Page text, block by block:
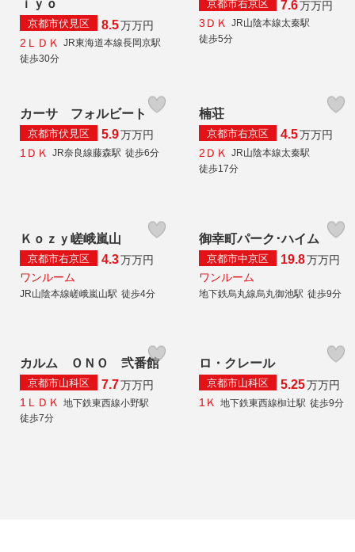
ｉｙｏ
京都市伏見区 8.5万万円
2ＬＤＫ
JR東海道本線長岡京駅
徒歩30分
京都市右京区 7.6万万円
3ＤＫ
JR山陰本線太秦駅
徒歩5分
カーサ フォルビート
京都市伏見区 5.9万万円
1ＤＫ
JR奈良線藤森駅 徒歩6分
楠荘
京都市右京区 4.5万万円
2ＤＫ
JR山陰本線太秦駅
徒歩17分
Ｋｏｚｙ嵯峨嵐山
京都市右京区 4.3万万円
ワンルーム
JR山陰本線嵯峨嵐山駅 徒歩4分
御幸町パーク･ハイム
京都市中京区 19.8万万円
ワンルーム
地下鉄烏丸線烏丸御池駅 徒歩9分
カルム ＯＮＯ 弐番館
京都市山科区 7.7万万円
1ＬＤＫ
地下鉄東西線小野駅
徒歩7分
ロ・クレール
京都市山科区 5.25万万円
1Ｋ
地下鉄東西線椥辻駅 徒歩9分